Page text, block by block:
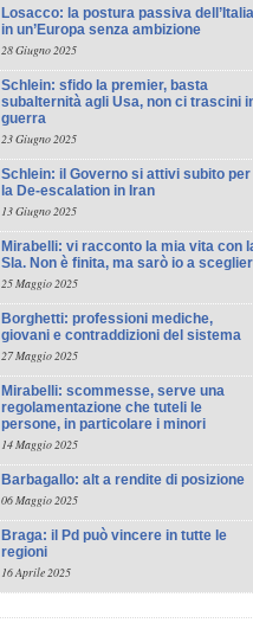
Losacco: la postura passiva dell’Italia
in un’Europa senza ambizione
28 Giugno 2025
Schlein: sfido la premier, basta
subalternità agli Usa, non ci trascini
guerra
23 Giugno 2025
Schlein: il Governo si attivi subito per
la De-escalation in Iran
13 Giugno 2025
Mirabelli: vi racconto la mia vita con
Sla. Non è finita, ma sarò io a
25 Maggio 2025
Borghetti: professioni mediche,
giovani e contraddizioni del sistema
27 Maggio 2025
Mirabelli: scommesse, serve una
regolamentazione che tuteli le
persone, in particolare i minori
14 Maggio 2025
Barbagallo: alt a rendite di posizione
06 Maggio 2025
Braga: il Pd può vincere in tutte le
regioni
16 Aprile 2025